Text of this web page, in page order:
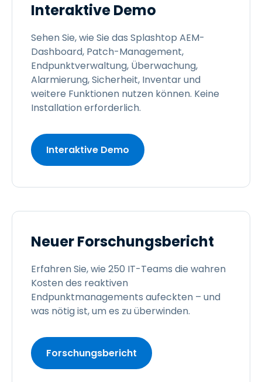
Interaktive Demo
Sehen Sie, wie Sie das Splashtop AEM-
Dashboard, Patch-Management,
Endpunktverwaltung, Überwachung,
Alarmierung, Sicherheit, Inventar und
weitere Funktionen nutzen können. Keine
Installation erforderlich.
Interaktive Demo
Neuer Forschungsbericht
Erfahren Sie, wie 250 IT-Teams die wahren
Kosten des reaktiven
Endpunktmanagements aufeckten – und
was nötig ist, um es zu überwinden.
Forschungsbericht